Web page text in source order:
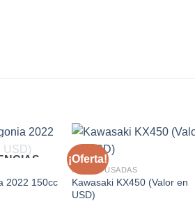
2022 150cc
¡Oferta!
MOTOS USADAS
Kawasaki KX450 (Valor en
USD)